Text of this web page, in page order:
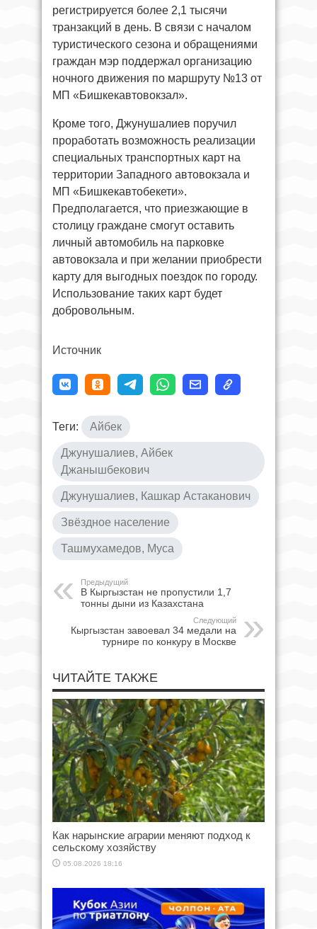
регистрируется более 2,1 тысячи
транзакций в день. В связи с началом
туристического сезона и обращениями
граждан мэр поддержал организацию
ночного движения по маршруту №13 от
МП «Бишкекавтовокзал».
Кроме того, Джунушалиев поручил
проработать возможность реализации
специальных транспортных карт на
территории Западного автовокзала и
МП «Бишкекавтобекети».
Предполагается, что приезжающие в
столицу граждане смогут оставить
личный автомобиль на парковке
автовокзала и при желании приобрести
карту для выгодных поездок по городу.
Использование таких карт будет
добровольным.
Источник
Теги: Айбек
Джунушалиев, Айбек
Джанышбекович
Джунушалиев, Кашкар Астаканович
Звёздное население
Ташмухамедов, Муса
Предыдущий
В Кыргызстан не пропустили 1,7
тонны дыни из Казахстана
Следующий
Кыргызстан завоевал 34 медали на
турнире по конкуру в Москве
ЧИТАЙТЕ ТАКЖЕ
Как нарынские аграрии меняют подход к
сельскому хозяйству
05.08.2026 18:16